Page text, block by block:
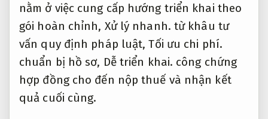
nằm ở việc cung cấp hướng triển khai theo
gói hoàn chỉnh, Xử lý nhanh. từ khâu tư
vấn quy định pháp luật,Tối ưu chi phí.
chuẩn bị hồ sơ, Dễ triển khai. công chứng
hợp đồng cho đến nộp thuế và nhận kết
quả cuối cùng.